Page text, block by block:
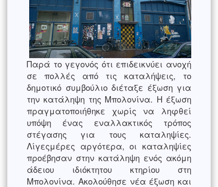
Παρά το γεγονός ότι επιδεικνύει ανοχή
σε πολλές από τις καταλήψεις, το
δημοτικό συμβούλιο διέταξε έξωση για
την κατάληψη της Μπολονίνα. Η έξωση
πραγματοποιήθηκε χωρίς να ληφθεί
υπόψη ένας εναλλακτικός τρόπος
στέγασης για τους καταληψίες.
Λίγεςμέρες αργότερα, οι καταληψίες
προέβησαν στην κατάληψη ενός ακόμη
άδειου ιδιόκτητου κτηρίου στη
Μπολονίνα. Ακολούθησε νέα έξωση και